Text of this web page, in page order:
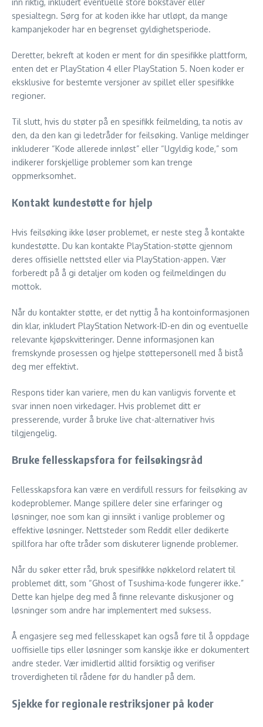
spesialtegn. Sørg for at koden ikke har utløpt, da mange
kampanjekoder har en begrenset gyldighetsperiode.
Deretter, bekreft at koden er ment for din spesifikke plattform,
enten det er PlayStation 4 eller PlayStation 5. Noen koder er
eksklusive for bestemte versjoner av spillet eller spesifikke
regioner.
Til slutt, hvis du støter på en spesifikk feilmelding, ta notis av
den, da den kan gi ledetråder for feilsøking. Vanlige meldinger
inkluderer “Kode allerede innløst” eller “Ugyldig kode,” som
indikerer forskjellige problemer som kan trenge
oppmerksomhet.
Kontakt kundestøtte for hjelp
Hvis feilsøking ikke løser problemet, er neste steg å kontakte
kundestøtte. Du kan kontakte PlayStation-støtte gjennom
deres offisielle nettsted eller via PlayStation-appen. Vær
forberedt på å gi detaljer om koden og feilmeldingen du
mottok.
Når du kontakter støtte, er det nyttig å ha kontoinformasjonen
din klar, inkludert PlayStation Network-ID-en din og eventuelle
relevante kjøpskvitteringer. Denne informasjonen kan
fremskynde prosessen og hjelpe støttepersonell med å bistå
deg mer effektivt.
Respons tider kan variere, men du kan vanligvis forvente et
svar innen noen virkedager. Hvis problemet ditt er
presserende, vurder å bruke live chat-alternativer hvis
tilgjengelig.
Bruke fellesskapsfora for feilsøkingsråd
Fellesskapsfora kan være en verdifull ressurs for feilsøking av
kodeproblemer. Mange spillere deler sine erfaringer og
løsninger, noe som kan gi innsikt i vanlige problemer og
effektive løsninger. Nettsteder som Reddit eller dedikerte
spillfora har ofte tråder som diskuterer lignende problemer.
Når du søker etter råd, bruk spesifikke nøkkelord relatert til
problemet ditt, som “Ghost of Tsushima-kode fungerer ikke.”
Dette kan hjelpe deg med å finne relevante diskusjoner og
løsninger som andre har implementert med suksess.
Å engasjere seg med fellesskapet kan også føre til å oppdage
uoffisielle tips eller løsninger som kanskje ikke er dokumentert
andre steder. Vær imidlertid alltid forsiktig og verifiser
troverdigheten til rådene før du handler på dem.
Sjekke for regionale restriksjoner på koder